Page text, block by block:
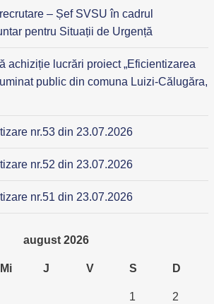
– Șef SVSU în cadrul
pentru Situații de Urgență
achiziție lucrări proiect „Eficientizarea
public din comuna Luizi-Călugăra,
nr.53 din 23.07.2026
nr.52 din 23.07.2026
nr.51 din 23.07.2026
august 2026
Mi J V S D
1 2